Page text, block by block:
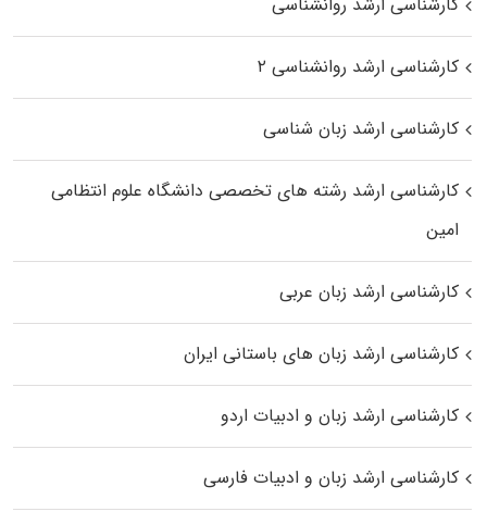
کارشناسی ارشد روانشناسی ۲
کارشناسی ارشد زبان شناسی
کارشناسی ارشد رﺷﺘﻪ ﻫﺎی تخصصی داﻧﺸﮕﺎه ﻋﻠﻮم انتظامی
اﻣﻴﻦ
کارشناسی ارشد زبان عربی
کارشناسی ارشد زبان‌ های باستانی ایران
کارشناسی ارشد زبان و ادبیات اردو
کارشناسی ارشد زبان و ادبیات فارسی